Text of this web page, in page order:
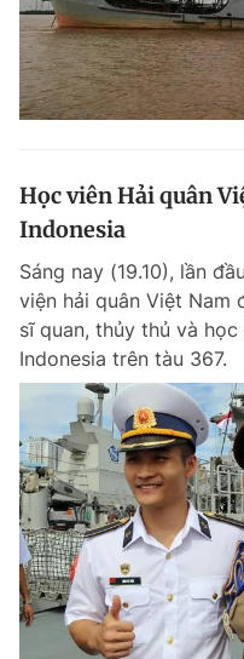
Học viên Hải quân
Indonesia
Sáng nay (19.10), lần
viện hải quân Việt Nam
sĩ quan, thủy thủ và
Indonesia trên tàu 367.